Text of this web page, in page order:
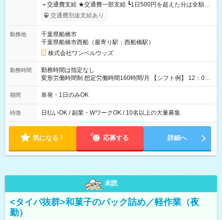
＋交通費支給 ★交通費一部支給 ┗1日500円を超えた分は全額支
給！ ※往復500円以内の方は自己負担となります ★日払いOK！
（規定あり） ┗働いたその日に現金GET♪ お仕事後はコンビニ
なし
交通費別途支給あり
勤務地
千葉県船橋市
千葉県船橋市西船（最寄り駅：西船橋駅）
株式会社ワンベルウッズ
勤務時間
勤務時間は指定なし
変形労働時間制 想定労働時間160時間/月 【シフト例】 12：00
～22：00
期間 単発・1日のみOK
特徴 日払いOK / 副業・WワークOK / 10名以上の大量募集
気になる！ 応募する 詳細へ
未読
<タイパ抜群>和菓子のパック詰め／軽作業（夜
勤）